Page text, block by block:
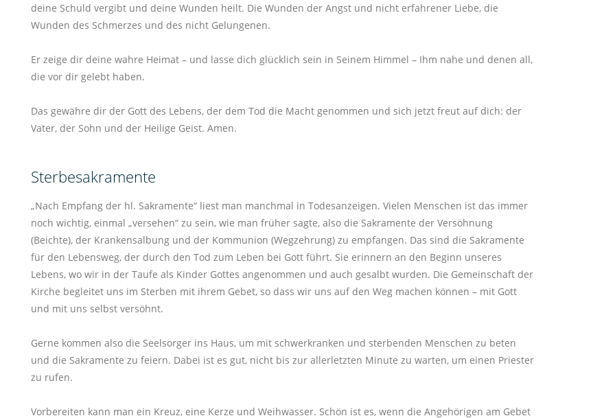
deine Schuld vergibt und deine Wunden heilt. Die Wunden der Angst und nicht erfahrener Liebe, die
Wunden des Schmerzes und des nicht Gelungenen.
Er zeige dir deine wahre Heimat – und lasse dich glücklich sein in Seinem Himmel – Ihm nahe und denen all,
die vor dir gelebt haben.
Das gewähre dir der Gott des Lebens, der dem Tod die Macht genommen und sich jetzt freut auf dich: der
Vater, der Sohn und der Heilige Geist. Amen.
Sterbesakramente
„Nach Empfang der hl. Sakramente“ liest man manchmal in Todesanzeigen. Vielen Menschen ist das immer
noch wichtig, einmal „versehen“ zu sein, wie man früher sagte, also die Sakramente der Versöhnung
(Beichte), der Krankensalbung und der Kommunion (Wegzehrung) zu empfangen. Das sind die Sakramente
für den Lebensweg, der durch den Tod zum Leben bei Gott führt. Sie erinnern an den Beginn unseres
Lebens, wo wir in der Taufe als Kinder Gottes angenommen und auch gesalbt wurden. Die Gemeinschaft der
Kirche begleitet uns im Sterben mit ihrem Gebet, so dass wir uns auf den Weg machen können – mit Gott
und mit uns selbst versöhnt.
Gerne kommen also die Seelsorger ins Haus, um mit schwerkranken und sterbenden Menschen zu beten
und die Sakramente zu feiern. Dabei ist es gut, nicht bis zur allerletzten Minute zu warten, um einen Priester
zu rufen.
Vorbereiten kann man ein Kreuz, eine Kerze und Weihwasser. Schön ist es, wenn die Angehörigen am Gebet